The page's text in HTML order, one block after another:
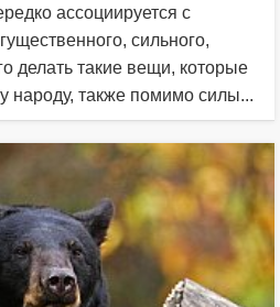
ассоциируется с
сильного,
делать такие вещи, которые
народу, также помимо силы...